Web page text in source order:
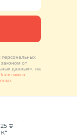
персональных
от
данных», на
в
© -